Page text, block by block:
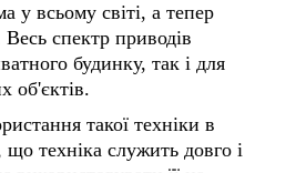
у всьому світі, а тепер
Весь спектр приводів
будинку, так і для
об'єктів.
такої техніки в
що техніка служить довго і